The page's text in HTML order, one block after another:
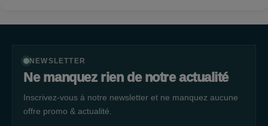
NEWSLETTER
Ne manquez rien de notre actualité
Inscrivez-vous à notre newsletter et ne manquez aucune
offre promo & actualité.